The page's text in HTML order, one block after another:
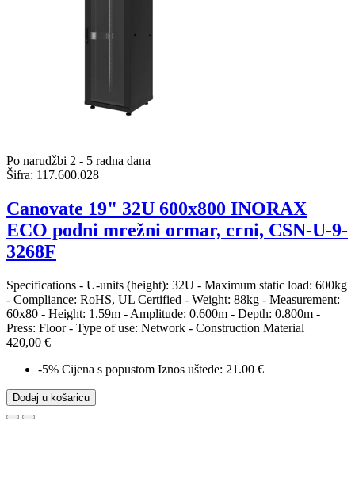
Po narudžbi 2 - 5 radna dana
Šifra: 117.600.028
Canovate 19" 32U 600x800 INORAX
ECO podni mrežni ormar, crni, CSN-U-9-
3268F
Specifications - U-units (height): 32U - Maximum static load: 600kg
- Compliance: RoHS, UL Certified - Weight: 88kg - Measurement:
60x80 - Height: 1.59m - Amplitude: 0.600m - Depth: 0.800m -
Press: Floor - Type of use: Network - Construction Material
420,00 €
-5% Cijena s popustom Iznos uštede: 21.00 €
Dodaj u košaricu